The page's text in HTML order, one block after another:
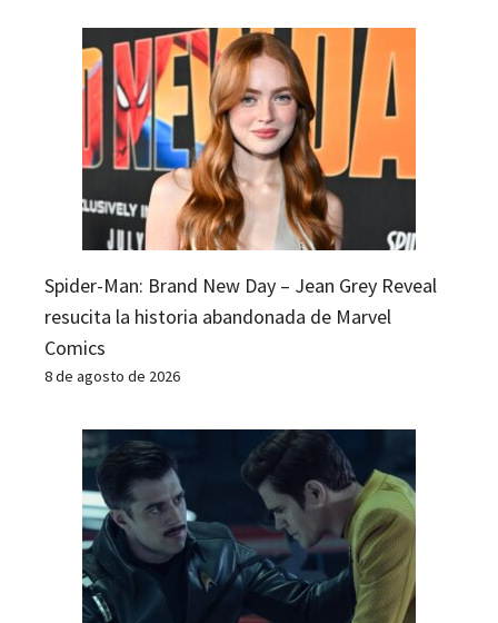
Spider-Man: Brand New Day – Jean Grey Reveal
resucita la historia abandonada de Marvel
Comics
8 de agosto de 2026